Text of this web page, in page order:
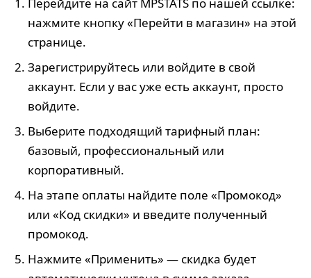
нажмите кнопку «Перейти в магазин» на этой
странице.
Зарегистрируйтесь или войдите в свой
аккаунт. Если у вас уже есть аккаунт, просто
войдите.
Выберите подходящий тарифный план:
базовый, профессиональный или
корпоративный.
На этапе оплаты найдите поле «Промокод»
или «Код скидки» и введите полученный
промокод.
Нажмите «Применить» — скидка будет